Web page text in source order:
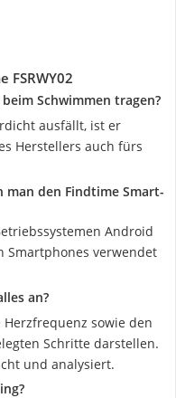
FSRWY02
Schwimmen tragen?
ausfällt, ist er
Herstellers auch fürs
den Findtime Smart-
Android
Smartphones verwendet
an?
sowie den
Schritte darstellen.
und analysiert.